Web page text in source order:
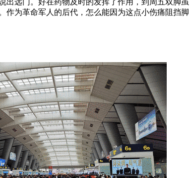
出远门。好在药物及时的发挥了作用，到周五双脚虽
作为革命军人的后代，怎么能因为这点小伤痛阻挡脚